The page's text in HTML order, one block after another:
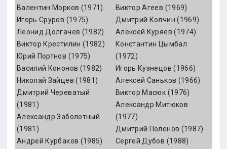
Валентин Морков (1971)
Игорь Сруров (1975)
Леонид Долгачев (1982)
Виктор Крестилин (1982)
Юрий Портнов (1975)
Василий Кононов (1982)
Николай Зайцев (1981)
Дмитрий Череватый
(1981)
Александр Заболотный
(1981)
Андрей Курбаков (1985)
Виктор Агеев (1969)
Дмитрий Колчин (1969)
Алексей Куряев (1974)
Константин Цымбал
(1972)
Игорь Кузнецов (1966)
Алексей Саньков (1966)
Виктор Масюк (1976)
Александр Митюков
(1977)
Дмитрий Поленов (1987)
Сергей Дубов (1988)